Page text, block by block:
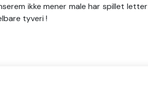
ikke mener male har spillet letter
tyveri !